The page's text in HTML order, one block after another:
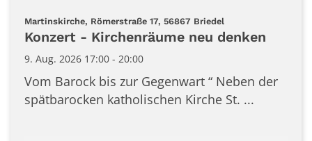
Martinskirche, Römerstraße 17, 56867 Briedel:
Konzert - Kirchenräume neu denken
9. Aug. 2026 17:00 - 20:00
Vom Barock bis zur Gegenwart “ Neben der
spätbarocken katholischen Kirche St. ...